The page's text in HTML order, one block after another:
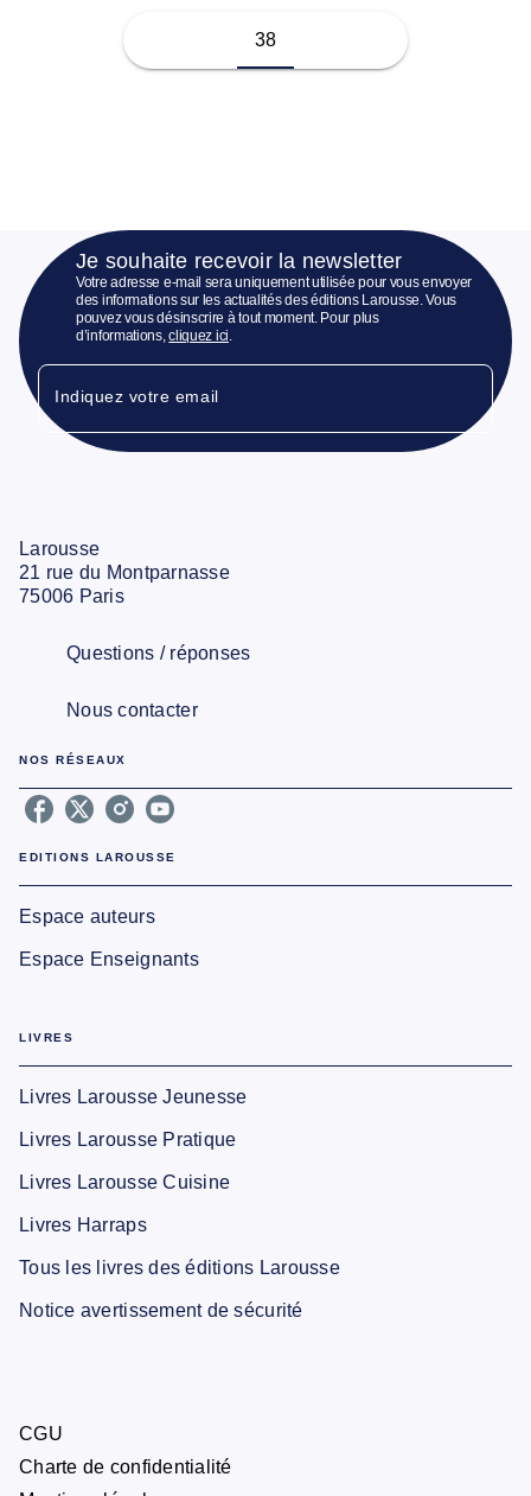
38
Je souhaite recevoir la newsletter
Votre adresse e-mail sera uniquement utilisée pour vous envoyer
des informations sur les actualités des éditions Larousse. Vous
pouvez vous désinscrire à tout moment. Pour plus
d’informations,cliquez ici.
Indiquez votre email
Larousse
21 rue du Montparnasse
75006 Paris
Questions / réponses
Nous contacter
NOS RÉSEAUX
EDITIONS LAROUSSE
Espace auteurs
Espace Enseignants
LIVRES
Livres Larousse Jeunesse
Livres Larousse Pratique
Livres Larousse Cuisine
Livres Harraps
Tous les livres des éditions Larousse
Notice avertissement de sécurité
CGU
Charte de confidentialité